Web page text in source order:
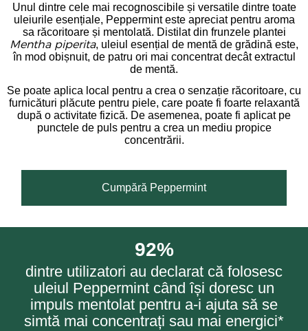
Unul dintre cele mai recognoscibile și versatile dintre toate
uleiurile esențiale, Peppermint este apreciat pentru aroma
sa răcoritoare și mentolată. Distilat din frunzele plantei
Mentha piperita, uleiul esențial de mentă de grădină este,
în mod obișnuit, de patru ori mai concentrat decât extractul
de mentă.
Se poate aplica local pentru a crea o senzație răcoritoare, cu
furnicături plăcute pentru piele, care poate fi foarte relaxantă
după o activitate fizică. De asemenea, poate fi aplicat pe
punctele de puls pentru a crea un mediu propice
concentrării.
Cumpără Peppermint
92%
dintre utilizatori au declarat că folosesc
uleiul Peppermint când își doresc un
impuls mentolat pentru a-i ajuta să se
simtă mai concentrați sau mai energici*